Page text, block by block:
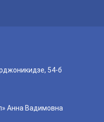
54-б
Анна Вадимовна